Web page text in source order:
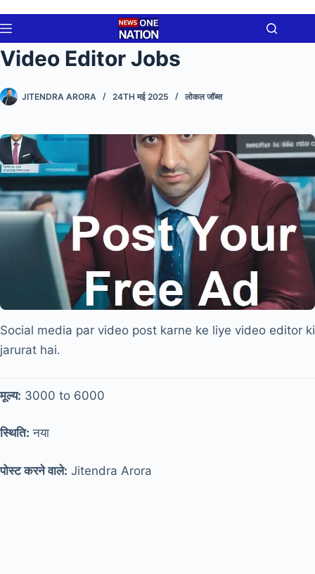
to
content
results
होम
जॉब
मनोरंजन
तकनीक
ऑटोमोबाइल
धर्म
बिजनिस
होम
राजनीति
लोकल
English
Video Editor Jobs
JITENDRA ARORA 24TH मई 2025 लोकल जॉब्स
Social media par video post karne ke liye video editor ki
jarurat hai.
मूल्य: 3000 to 6000
स्थिति: नया
पोस्ट करने वाले: Jitendra Arora